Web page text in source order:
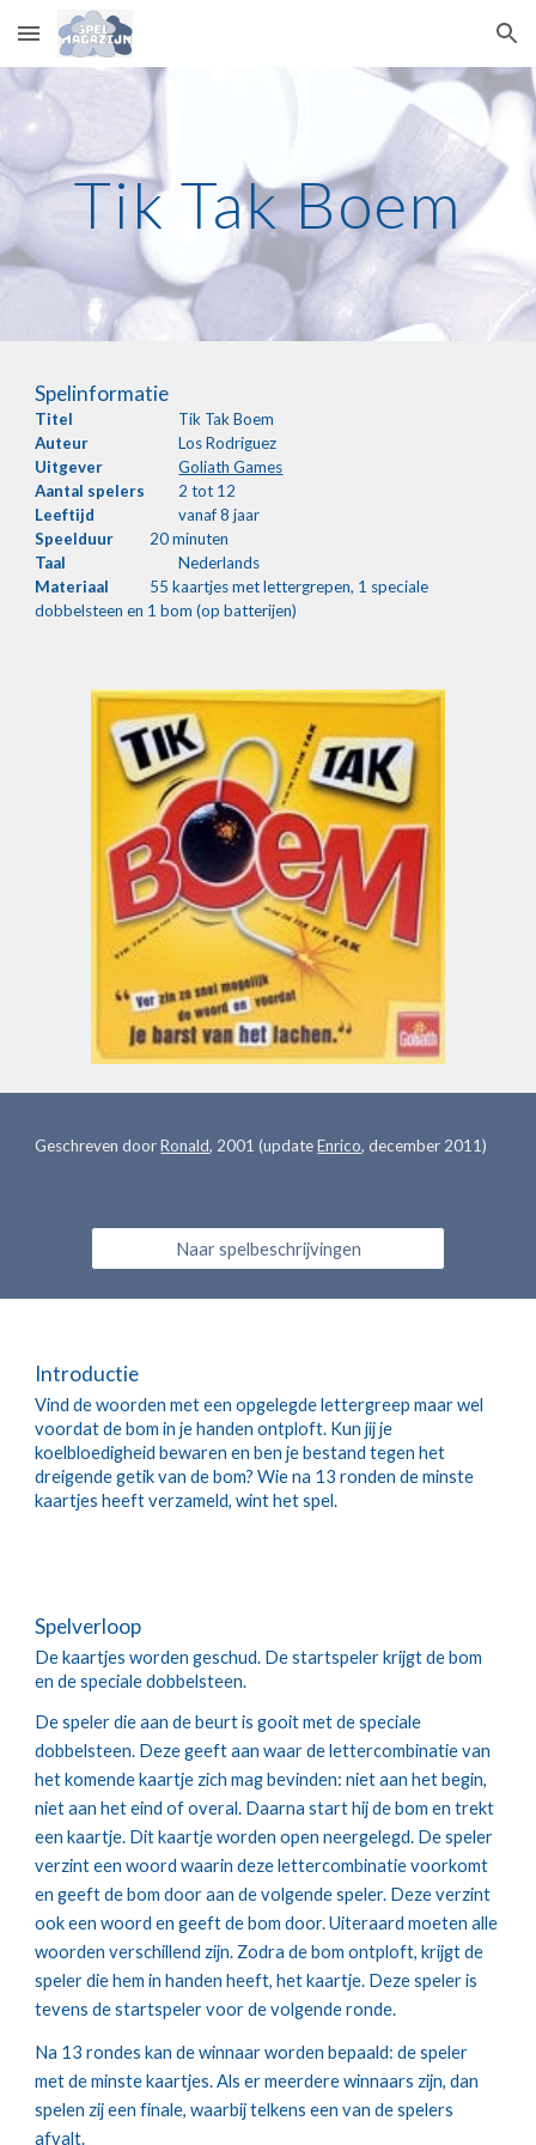
Skip to main content Skip to navigation
Tik Tak Boem
Spelinformatie
Titel
Tik Tak Boem
Auteur
Los Rodriguez
Uitgever
Goliath Games
Aantal spelers
2 tot 12
Leeftijd
vanaf 8 jaar
Speelduur
20 minuten
Taal
Nederlands
Materiaal
55 kaartjes met lettergrepen, 1 speciale
dobbelsteen en 1 bom (op batterijen)
Geschreven door Ronald, 2001 (update Enrico, december 2011)
Naar spelbeschrijvingen
Introductie
Vind de woorden met een opgelegde lettergreep maar wel
voordat de bom in je handen ontploft. Kun jij je
koelbloedigheid bewaren en ben je bestand tegen het
dreigende getik van de bom? Wie na 13 ronden de minste
kaartjes heeft verzameld, wint het spel.
Spelverloop
De kaartjes worden geschud. De startspeler krijgt de bom
en de speciale dobbelsteen.
De speler die aan de beurt is gooit met de speciale
dobbelsteen. Deze geeft aan waar de lettercombinatie van
het komende kaartje zich mag bevinden: niet aan het begin,
niet aan het eind of overal. Daarna start hij de bom en trekt
een kaartje. Dit kaartje worden open neergelegd. De speler
verzint een woord waarin deze lettercombinatie voorkomt
en geeft de bom door aan de volgende speler. Deze verzint
ook een woord en geeft de bom door. Uiteraard moeten alle
woorden verschillend zijn. Zodra de bom ontploft, krijgt de
speler die hem in handen heeft, het kaartje. Deze speler is
tevens de startspeler voor de volgende ronde.
Na 13 rondes kan de winnaar worden bepaald: de speler
met de minste kaartjes. Als er meerdere winnaars zijn, dan
spelen zij een finale, waarbij telkens een van de spelers
afvalt.